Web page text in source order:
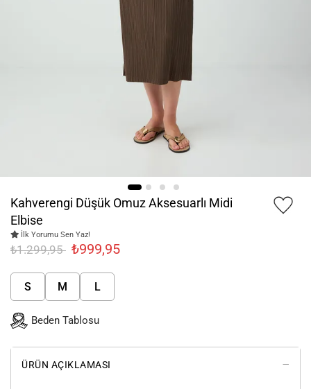
Kahverengi Düşük Omuz Aksesuarlı Midi
Elbise
İlk Yorumu Sen Yaz!
₺1.299,95 ₺999,95
S M L
Beden Tablosu
ÜRÜN AÇIKLAMASI